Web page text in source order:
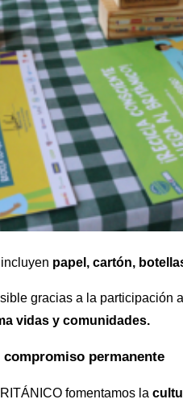
papel, cartón,
gracias a la
vidas y comunidades.
permanente
fomentamos la